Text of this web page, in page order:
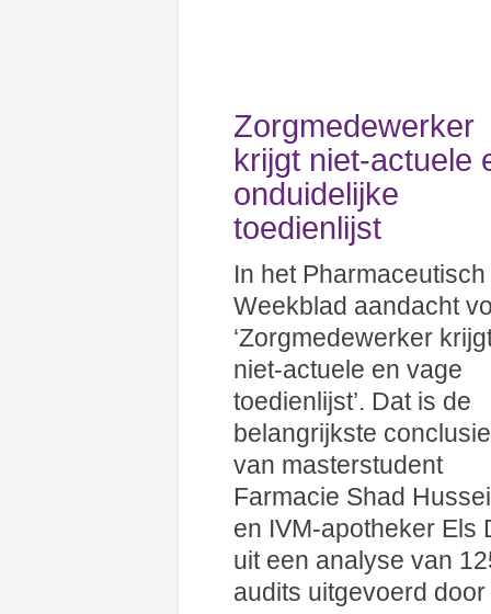
Zorgmedewerker
krijgt niet-actuele
onduidelijke
toedienlijst
In het Pharmaceutisch
Weekblad aandacht
‘Zorgmedewerker
niet-actuele en vage
toedienlijst’. Dat is de
belangrijkste conclusie
van masterstudent
Farmacie Shad
en IVM-apotheker Els
uit een analyse van
audits uitgevoerd door